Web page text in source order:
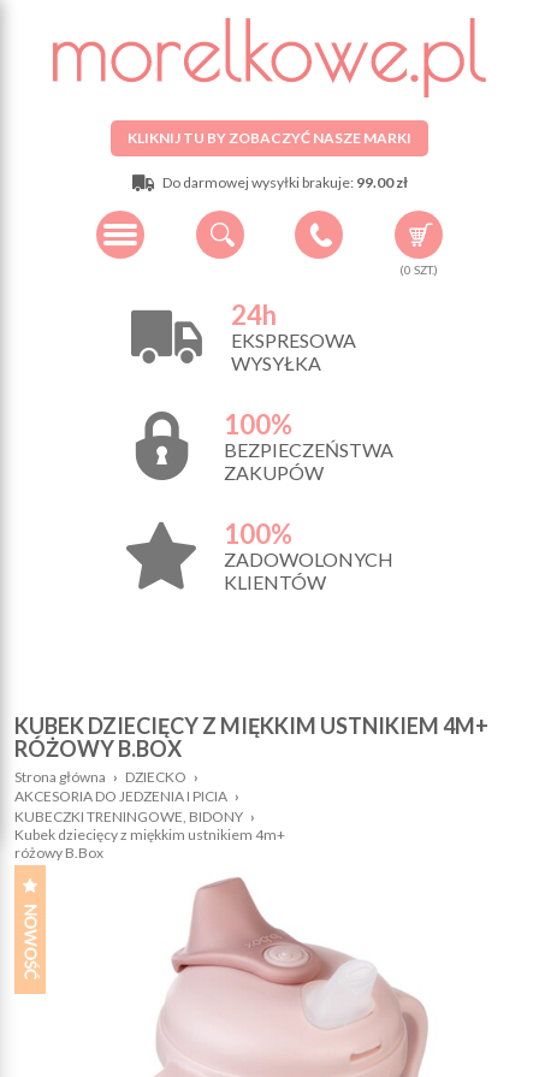
KLIKNIJ TU BY ZOBACZYĆ NASZE MARKI
Do darmowej wysyłki brakuje: 99.00 zł
(0 SZT.)
24h
EKSPRESOWA
WYSYŁKA
100%
BEZPIECZEŃSTWA
ZAKUPÓW
100%
ZADOWOLONYCH
KLIENTÓW
KUBEK DZIECIĘCY Z MIĘKKIM USTNIKIEM 4M+
RÓŻOWY B.BOX
Strona główna › DZIECKO ›
AKCESORIA DO JEDZENIA I PICIA ›
KUBECZKI TRENINGOWE, BIDONY ›
Kubek dziecięcy z miękkim ustnikiem 4m+
różowy B.Box